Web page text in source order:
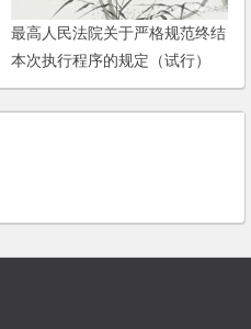
最高人民法院关于严格规范终结
本次执行程序的规定（试行）